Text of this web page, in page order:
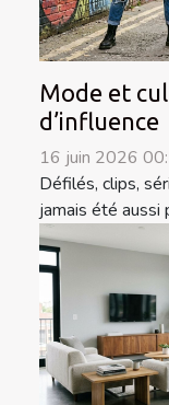
Mode et
d’influence
16 juin 2026
Défilés, clips,
jamais été aussi